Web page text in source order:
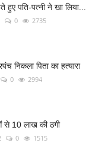
हुए पति-पत्नी ने खा लिया...
0 2735
निकला पिता का हत्यारा
0 2994
से 10 लाख की ठगी
0 1515